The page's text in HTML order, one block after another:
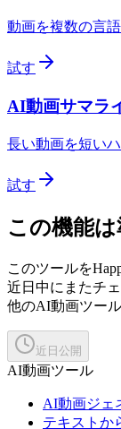
動画を複数の言
試す
AI動画サマラ
長い動画を短い
試す
この機能
このツールを
近日中にまたチ
他のAI動画ツー
近日公開
AI動画ツール
AI動画ジェ
テキストか